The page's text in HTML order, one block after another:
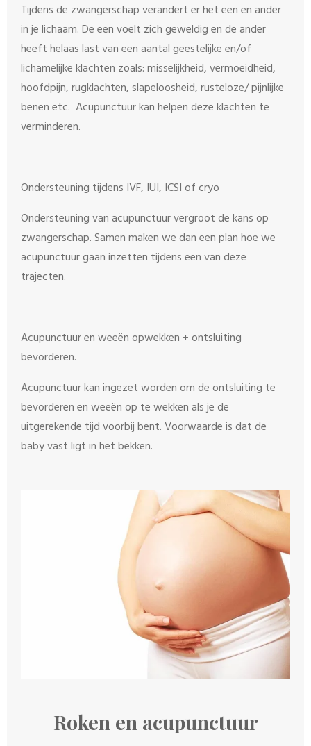
Tijdens de zwangerschap verandert er het een en ander
in je lichaam. De een voelt zich geweldig en de ander
heeft helaas last van een aantal geestelijke en/of
lichamelijke klachten zoals: misselijkheid, vermoeidheid,
hoofdpijn, rugklachten, slapeloosheid, rusteloze/ pijnlijke
benen etc. Acupunctuur kan helpen deze klachten te
verminderen.
Ondersteuning tijdens IVF, IUI, ICSI of cryo
Ondersteuning van acupunctuur vergroot de kans op
zwangerschap. Samen maken we dan een plan hoe we
acupunctuur gaan inzetten tijdens een van deze
trajecten.
Acupunctuur en weeën opwekken + ontsluiting
bevorderen.
Acupunctuur kan ingezet worden om de ontsluiting te
bevorderen en weeën op te wekken als je de
uitgerekende tijd voorbij bent. Voorwaarde is dat de
baby vast ligt in het bekken.
Roken en acupunctuur